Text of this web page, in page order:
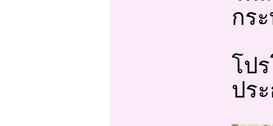
กร
โป
ปร